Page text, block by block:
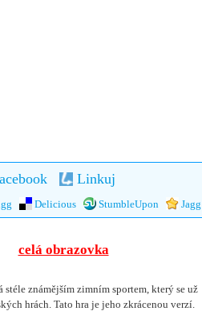
Linkuj
Delicious StumbleUpon Jagg
celá obrazovka
stéle známějším zimním sportem, který se už
hrách. Tato hra je jeho zkrácenou verzí.